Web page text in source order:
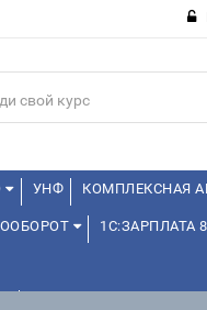
УНФ КОМПЛЕКСНАЯ
1С:ЗАРПЛАТА 8